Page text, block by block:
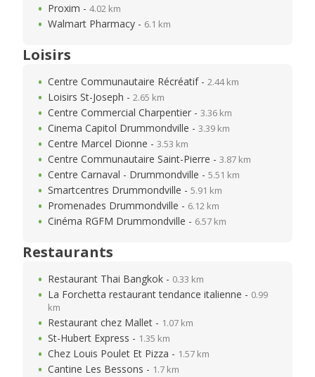
Proxim - 4.02 km
Walmart Pharmacy - 6.1 km
Loisirs
Centre Communautaire Récréatif - 2.44 km
Loisirs St-Joseph - 2.65 km
Centre Commercial Charpentier - 3.36 km
Cinema Capitol Drummondville - 3.39 km
Centre Marcel Dionne - 3.53 km
Centre Communautaire Saint-Pierre - 3.87 km
Centre Carnaval - Drummondville - 5.51 km
Smartcentres Drummondville - 5.91 km
Promenades Drummondville - 6.12 km
Cinéma RGFM Drummondville - 6.57 km
Restaurants
Restaurant Thai Bangkok - 0.33 km
La Forchetta restaurant tendance italienne - 0.99
km
Restaurant chez Mallet - 1.07 km
St-Hubert Express - 1.35 km
Chez Louis Poulet Et Pizza - 1.57 km
Cantine Les Bessons - 1.7 km